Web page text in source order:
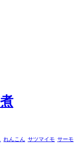
れんこん サツマイモ サーモ